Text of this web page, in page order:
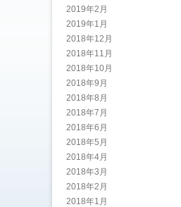
2019年2月
2019年1月
2018年12月
2018年11月
2018年10月
2018年9月
2018年8月
2018年7月
2018年6月
2018年5月
2018年4月
2018年3月
2018年2月
2018年1月